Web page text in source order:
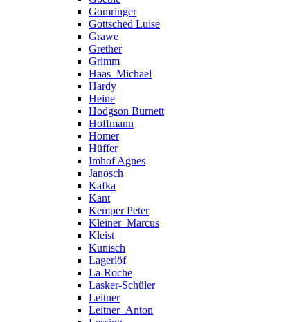
Gomringer
Gottsched Luise
Grawe
Grether
Grimm
Haas_Michael
Hardy
Heine
Hodgson Burnett
Hoffmann
Homer
Hüffer
Imhof Agnes
Janosch
Kafka
Kant
Kemper Peter
Kleiner_Marcus
Kleist
Kunisch
Lagerlöf
La-Roche
Lasker-Schüler
Leitner
Leitner_Anton